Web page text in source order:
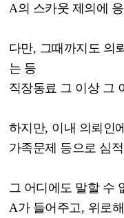
A의 스카웃 제의에
다만, 그때까지도 의
는 등
직장동료 그 이상 그
하지만, 이내 의뢰인
가족문제 등으로 심
그 어디에도 말할 수
A가 들어주고 , 위로